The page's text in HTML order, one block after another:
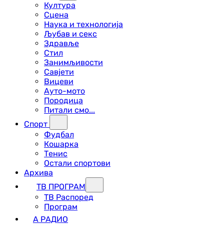
Култура
Сцена
Наука и технологија
Љубав и секс
Здравље
Стил
Занимљивости
Савјети
Вицеви
Ауто-мото
Породица
Питали смо...
Спорт
Фудбал
Кошарка
Тенис
Остали спортови
Архива
ТВ ПРОГРАМ
ТВ Распоред
Програм
А РАДИО